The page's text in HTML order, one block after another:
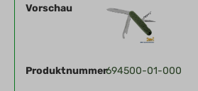
Vorschau
Produktnummer694500-01-000